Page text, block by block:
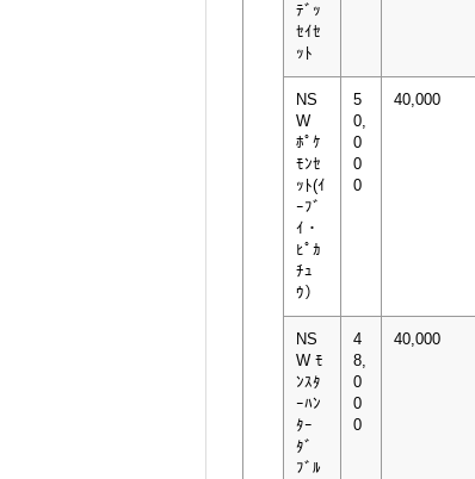
ﾃﾞｯ
ｾｲｾ
ｯﾄ
NS
W
ﾎﾟｹ
ﾓﾝｾ
ｯﾄ(ｲ
ｰﾌﾞ
ｲ・
ﾋﾟｶ
ﾁｭ
ｳ）
5
0,
0
0
0
40,000
NS
W ﾓ
ﾝｽﾀ
ｰﾊﾝ
ﾀｰ
ﾀﾞ
ﾌﾞﾙ
4
8,
0
0
0
40,000